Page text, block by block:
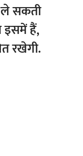
ले सकती
हैं,
रखेगी.